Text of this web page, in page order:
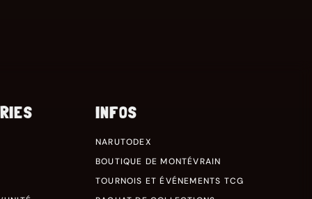
INFOS
NARUTODEX
BOUTIQUE DE MONTÉVRAIN
TOURNOIS ET ÉVÉNEMENTS TCG